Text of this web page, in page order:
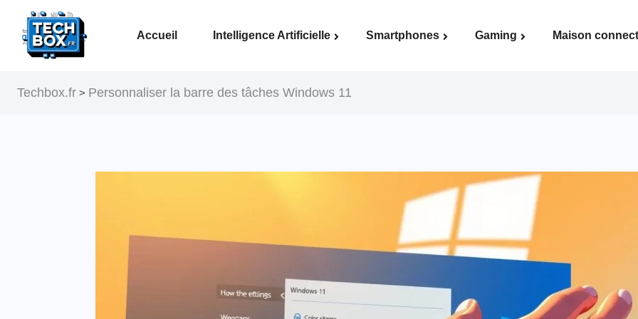
Accueil Intelligence Artificielle Smartphones Gaming Maison
Techbox.fr > Personnaliser la barre des tâches Windows 11